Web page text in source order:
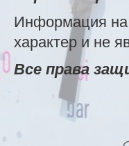
Информация на
характер и не
Все права